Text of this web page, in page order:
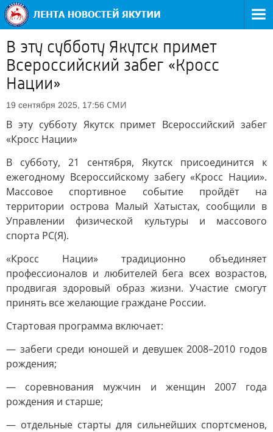
В эту субботу Якутск примет
Всероссийский забег «Кросс
Нации»
19 сентября 2025, 17:56 СМИ
В эту субботу Якутск примет Всероссийский забег
«Кросс Нации»
В субботу, 21 сентября, Якутск присоединится к
ежегодному Всероссийскому забегу «Кросс Нации».
Массовое спортивное событие пройдёт на
территории острова Малый Хатыстах, сообщили в
Управлении физической культуры и массового
спорта РС(Я).
«Кросс Нации» традиционно объединяет
профессионалов и любителей бега всех возрастов,
продвигая здоровый образ жизни. Участие смогут
принять все желающие граждане России.
Стартовая программа включает:
— забеги среди юношей и девушек 2008–2010 годов
рождения;
— соревнования мужчин и женщин 2007 года
рождения и старше;
— отдельные старты для сильнейших спортсменов,